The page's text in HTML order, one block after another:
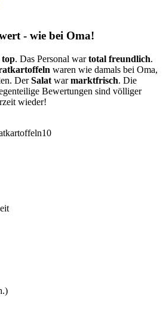
- wie bei Oma!
top. Das Personal wartotal freundlich.
waren wie damals bei Oma,
DerSalat warmarktfrisch. Die
Bewertungen sind völliger
wieder!
10